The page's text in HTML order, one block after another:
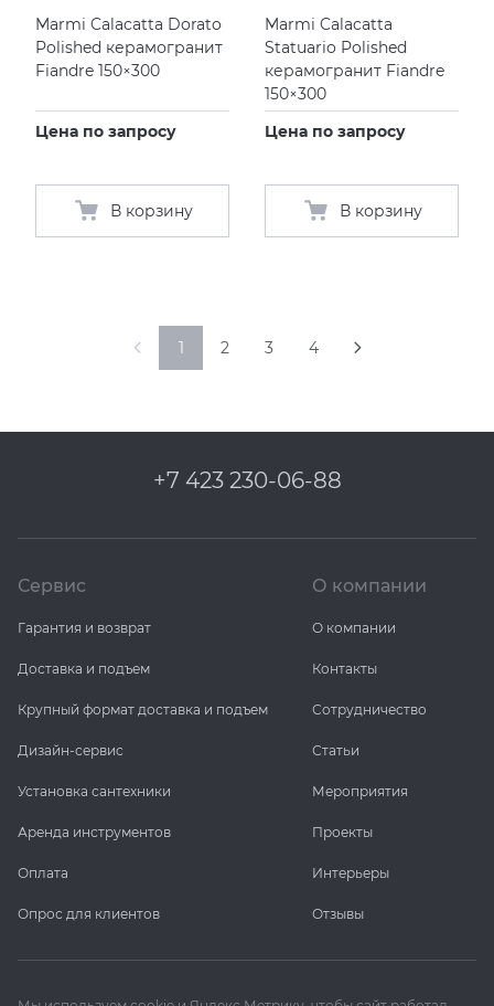
Marmi Calacatta Dorato
Polished керамогранит
Fiandre 150×300
Цена по запросу
В корзину
Marmi Calacatta
Statuario Polished
керамогранит Fiandre
150×300
Цена по запросу
В корзину
1 2 3 4
+7 423 230-06-88
Сервис
Гарантия и возврат
Доставка и подъем
Крупный формат доставка и подъем
Дизайн-сервис
Установка сантехники
Аренда инструментов
Оплата
Опрос для клиентов
О компании
О компании
Контакты
Сотрудничество
Статьи
Мероприятия
Проекты
Интерьеры
Отзывы